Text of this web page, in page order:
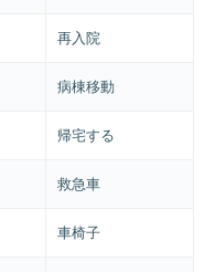
再入院
病棟移動
帰宅する
救急車
車椅子